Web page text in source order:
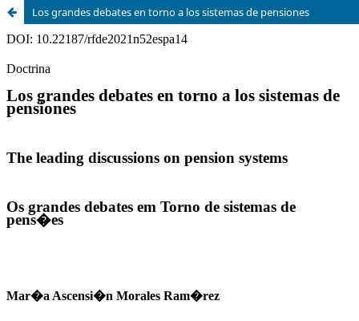
Los grandes debates en torno a los sistemas de pensiones